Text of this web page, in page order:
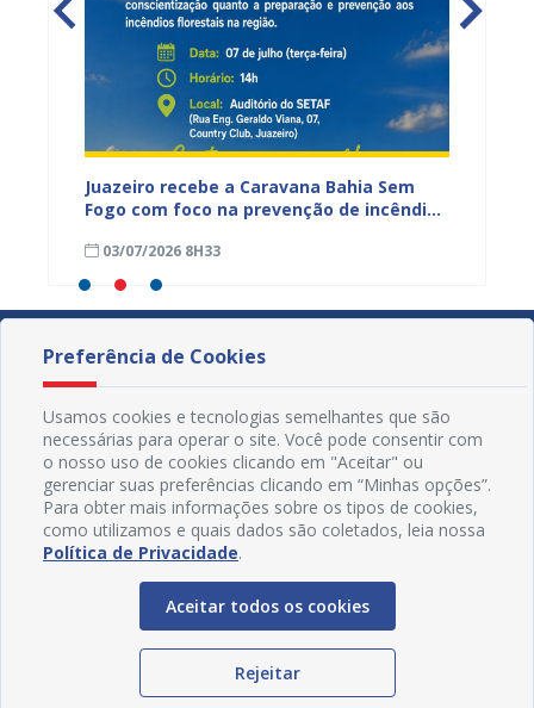
Juazeiro recebe a Caravana Bahia Sem
Fogo com foco na prevenção de incêndios
03/07/2026 8H33
Redes Sociais
Preferência de Cookies
Usamos cookies e tecnologias semelhantes que são
necessárias para operar o site. Você pode consentir com
o nosso uso de cookies clicando em "Aceitar" ou
gerenciar suas preferências clicando em “Minhas opções”.
Para obter mais informações sobre os tipos de cookies,
como utilizamos e quais dados são coletados, leia nossa
Política de Privacidade.
Aceitar todos os cookies
Rejeitar